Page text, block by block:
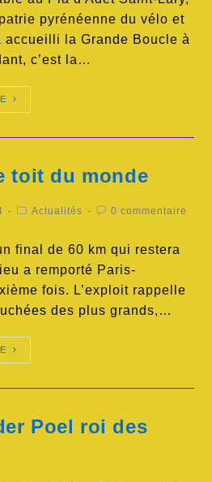
pyrénéenne du vélo et
accueilli la Grande Boucle à
c’est la…
toit du monde
Actualités 0 commentaire
final de 60 km qui restera
a remporté Paris-
fois. L’exploit rappelle
des plus grands,…
Poel roi des